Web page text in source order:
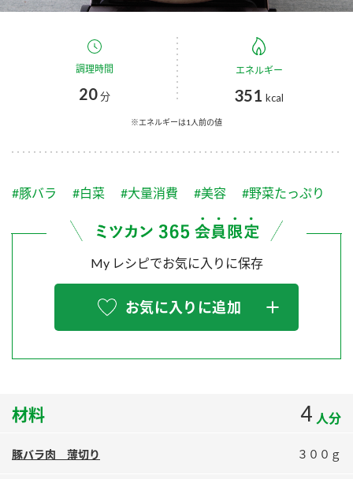
スープ 中華
ふりかけ おすしの素
炊き込みご飯の素 米飯用調味液
カンタン酢
お酢ドリンク
かおりの蔵
つゆ
納豆のサイト
スペシャルサイト
すしラボ
国内事業概要
ミツカングループについて
企業理念
ミツカンを知る
水の文化センター（アーカイブ）
ZENB initiative
MIM（ミツカンミュージアム）
おいしさと健康への取り組み
お客様相談センター
お客様の声をいかしました
販売終了製品のご案内
よくあるご質問
調理時間
20分
エネルギー
351 kcal
※エネルギーは1人前の値
#豚バラ #白菜 #大量消費 #美容 #野菜たっぷり
My レシピでお気に入りに保存
お気に入りに追加
材料 4 人分
豚バラ肉 薄切り ３００ｇ